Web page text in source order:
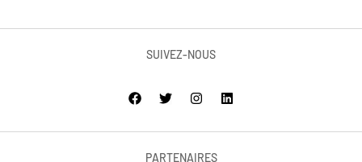
SUIVEZ-NOUS
PARTENAIRES